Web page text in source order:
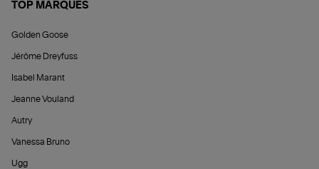
TOP MARQUES
Golden Goose
Jérôme Dreyfuss
Isabel Marant
Jeanne Vouland
Autry
Vanessa Bruno
Ugg